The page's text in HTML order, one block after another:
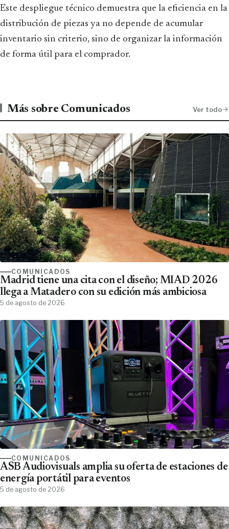
Este despliegue técnico demuestra que la eficiencia en la
distribución de piezas ya no depende de acumular
inventario sin criterio, sino de organizar la información
de forma útil para el comprador.
Más sobre Comunicados Ver todo
COMUNICADOS
Madrid tiene una cita con el diseño; MIAD 2026
llega a Matadero con su edición más ambiciosa
5 de agosto de 2026
COMUNICADOS
ASB Audiovisuals amplia su oferta de estaciones de
energía portátil para eventos
5 de agosto de 2026